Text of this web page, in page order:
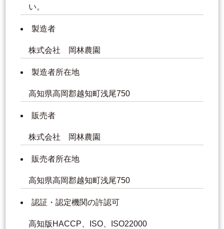
い。
製造者
株式会社 岡林農園
製造者所在地
高知県高岡郡越知町浅尾750
販売者
株式会社 岡林農園
販売者所在地
高知県高岡郡越知町浅尾750
認証・認定機関の許認可
高知版HACCP、ISO、ISO22000